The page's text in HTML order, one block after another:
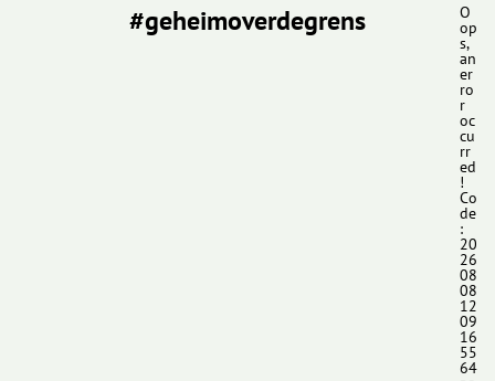
#geheimoverdegrens O
op
s,
an
er
ro
r
oc
cu
rr
ed
!
Co
de
:
20
26
08
08
12
09
16
55
64